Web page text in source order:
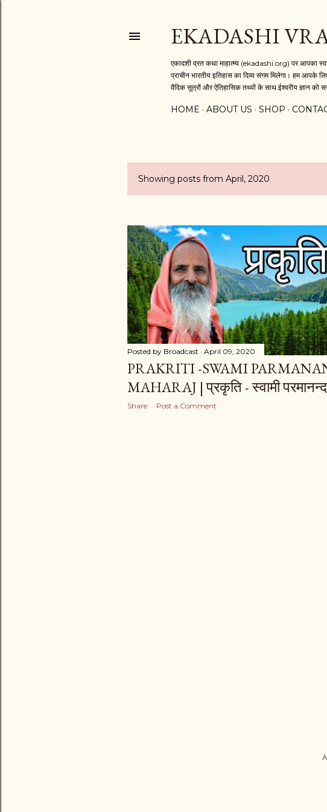
EKADASHI
एकादशी व्रत कथा माहात्म्य (ekadashi.org) पर आपका
प्राचीन भारतीय इतिहास का दिव्य संगम मिलेगा। हम आपके
वैदिक सूत्रों और ऐतिहासिक तथ्यों के साथ ईश्वरीय ज्ञान
HOME ABOUT US SHOP
P
s
t
s
Showing posts from April, 2020
Posted by Broadcast April 09, 2020
PRAKRITI -SWAMI
MAHARAJ | प्रकृति - स्वामी
Share Post a Comment